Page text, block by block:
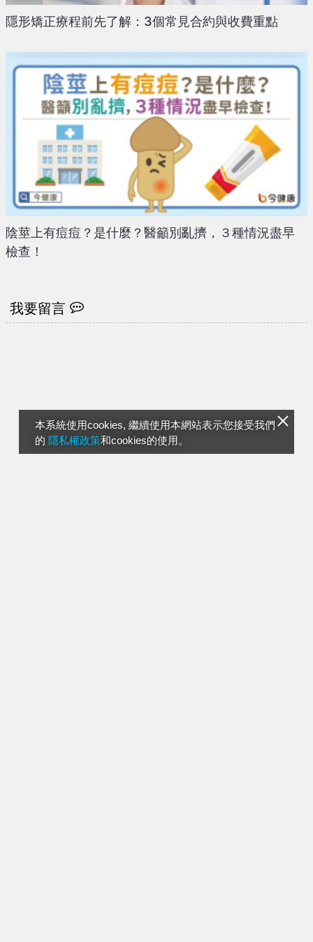
本系統使用cookies, 繼續使用本網站表示您接受我們
的 隱私權政策和cookies的使用。
隱形矯正療程前先了解：3個常見合約與收費重點
陰莖上有痘痘？是什麼？醫籲別亂擠，３種情況盡早
檢查！
我要留言